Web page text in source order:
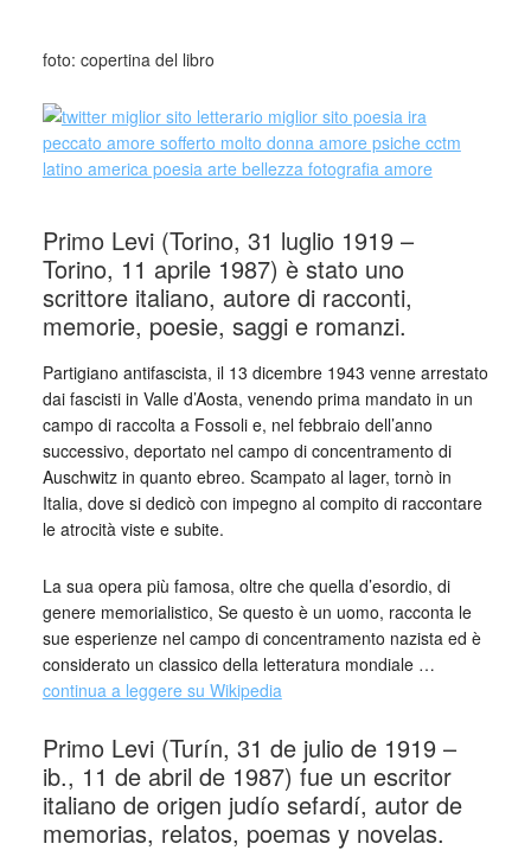
foto: copertina del libro
Primo Levi (Torino, 31 luglio 1919 –
Torino, 11 aprile 1987) è stato uno
scrittore italiano, autore di racconti,
memorie, poesie, saggi e romanzi.
Partigiano antifascista, il 13 dicembre 1943 venne arrestato
dai fascisti in Valle d’Aosta, venendo prima mandato in un
campo di raccolta a Fossoli e, nel febbraio dell’anno
successivo, deportato nel campo di concentramento di
Auschwitz in quanto ebreo. Scampato al lager, tornò in
Italia, dove si dedicò con impegno al compito di raccontare
le atrocità viste e subite.
La sua opera più famosa, oltre che quella d’esordio, di
genere memorialistico, Se questo è un uomo, racconta le
sue esperienze nel campo di concentramento nazista ed è
considerato un classico della letteratura mondiale …
continua a leggere su Wikipedia
Primo Levi (Turín, 31 de julio de 1919 –
ib., 11 de abril de 1987) fue un escritor
italiano de origen judío sefardí, autor de
memorias, relatos, poemas y novelas.